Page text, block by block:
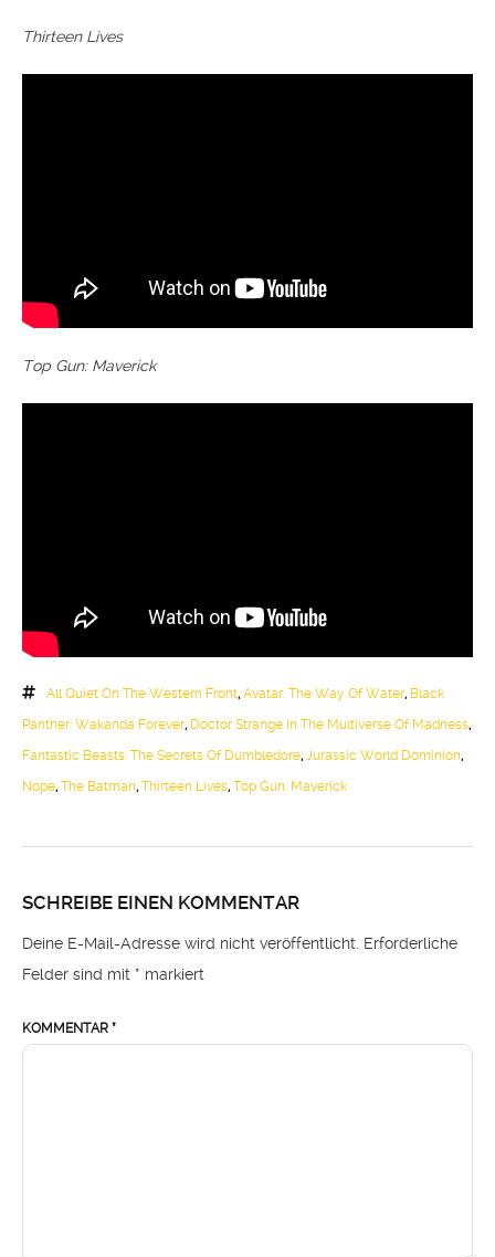
Thirteen Lives
Top Gun: Maverick
All Quiet On The Western Front,Avatar: The Way Of Water, Black
Panther: Wakanda Forever, Doctor Strange In The Multiverse Of Madness,
Fantastic Beasts: The Secrets Of Dumbledore,Jurassic World Dominion,
Nope,The Batman,Thirteen Lives,Top Gun: Maverick
SCHREIBE EINEN KOMMENTAR
Deine E-Mail-Adresse wird nicht veröffentlicht. Erforderliche
Felder sind mit * markiert
KOMMENTAR *